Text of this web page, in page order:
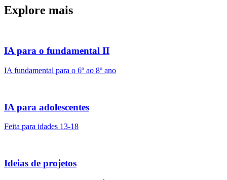
Explore mais
IA para o fundamental II
IA fundamental para o 6º ao 8º ano
IA para adolescentes
Feita para idades 13-18
Ideias de projetos